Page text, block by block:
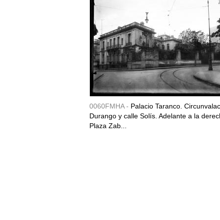
0060FMHA - Palacio Taranco.
Durango y calle Solís. Adelante a la
Plaza Zab...